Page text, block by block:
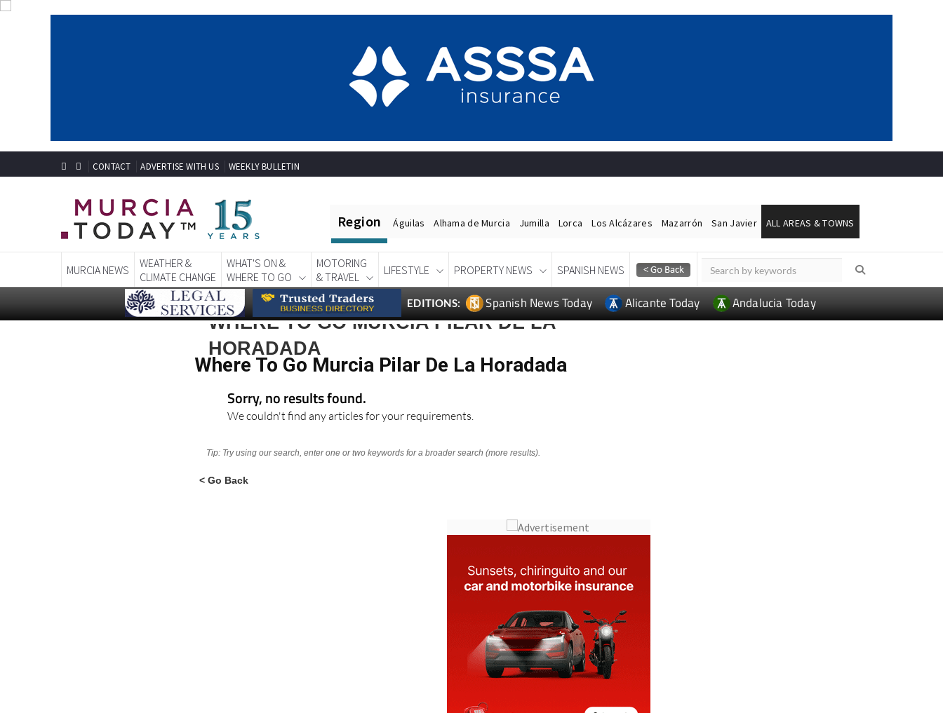
CONTACT ADVERTISE WITH US WEEKLY BULLETIN
Region Águilas Alhama de Murcia Jumilla Lorca Los Alcázares Mazarrón San Javier ALL AREAS & TOWNS
MURCIA NEWS
WEATHER &
CLIMATE CHANGE
WHAT'S ON &
WHERE TO GO
MOTORING
& TRAVEL
LIFESTYLE PROPERTY NEWS SPANISH NEWS
EDITIONS: Spanish News Today Alicante Today Andalucia Today
WHERE TO GO MURCIA PILAR DE LA
HORADADA
Where To Go Murcia Pilar De La Horadada
Sorry, no results found.
We couldn't find any articles for your requirements.
Tip: Try using our search, enter one or two keywords for a broader search (more results).
< Go Back